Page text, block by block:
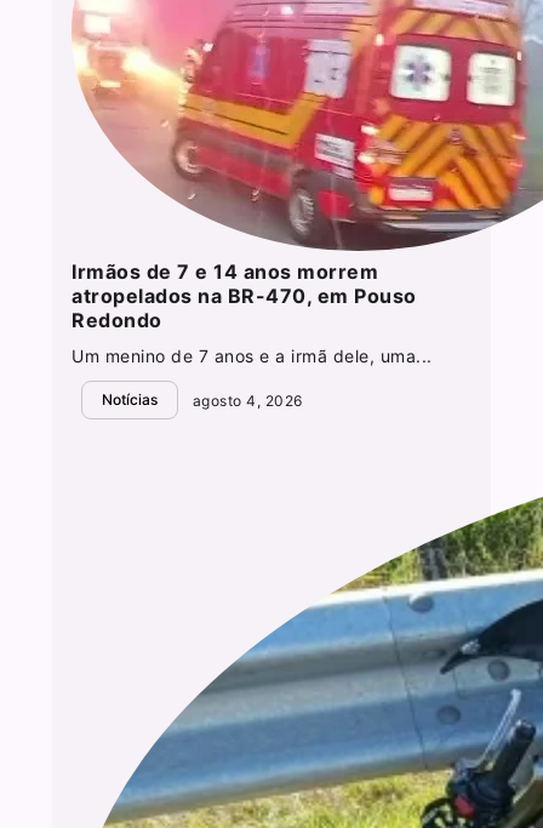
Irmãos de 7 e 14 anos morrem
atropelados na BR-470, em Pouso
Redondo
Um menino de 7 anos e a irmã dele, uma...
Notícias agosto 4, 2026